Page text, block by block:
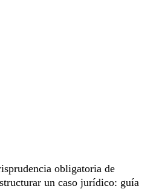
obligatoria de
un caso jurídico: guía